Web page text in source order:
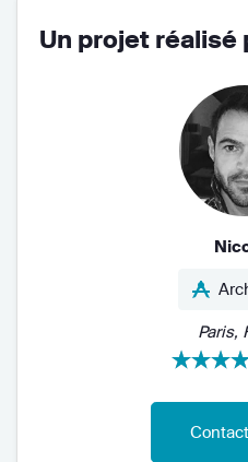
Un projet réalisé
Paris,